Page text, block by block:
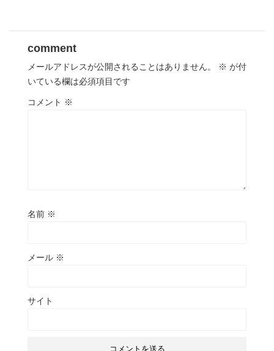
comment
メールアドレスが公開されることはありません。 ※ が付
いている欄は必須項目です
コメント ※
名前 ※
メール ※
サイト